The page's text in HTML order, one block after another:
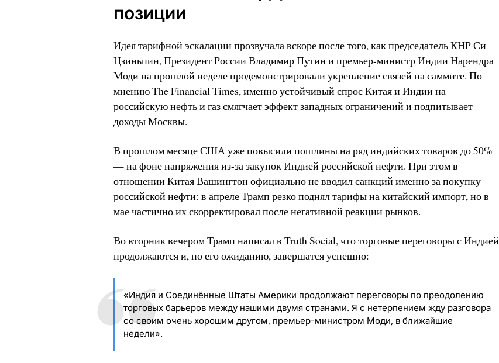
позиции
Идея тарифной эскалации прозвучала вскоре после того, как председатель КНР Си
Цзиньпин, Президент России Владимир Путин и премьер-министр Индии Нарендра
Моди на прошлой неделе продемонстрировали укрепление связей на саммите. По
мнению The Financial Times, именно устойчивый спрос Китая и Индии на
российскую нефть и газ смягчает эффект западных ограничений и подпитывает
доходы Москвы.
В прошлом месяце США уже повысили пошлины на ряд индийских товаров до 50%
— на фоне напряжения из-за закупок Индией российской нефти. При этом в
отношении Китая Вашингтон официально не вводил санкций именно за покупку
российской нефти: в апреле Трамп резко поднял тарифы на китайский импорт, но в
мае частично их скорректировал после негативной реакции рынков.
Во вторник вечером Трамп написал в Truth Social, что торговые переговоры с Индией
продолжаются и, по его ожиданию, завершатся успешно:
«Индия и Соединённые Штаты Америки продолжают переговоры по преодолению
торговых барьеров между нашими двумя странами. Я с нетерпением жду разговора
со своим очень хорошим другом, премьер-министром Моди, в ближайшие
недели».